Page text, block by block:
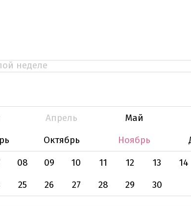
неделе
Апрель Май
Октябрь Ноябрь
08 09 10 11 12 13 14
25 26 27 28 29 30